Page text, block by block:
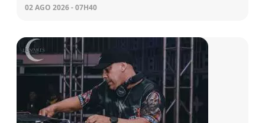
02 AGO 2026 - 07H40